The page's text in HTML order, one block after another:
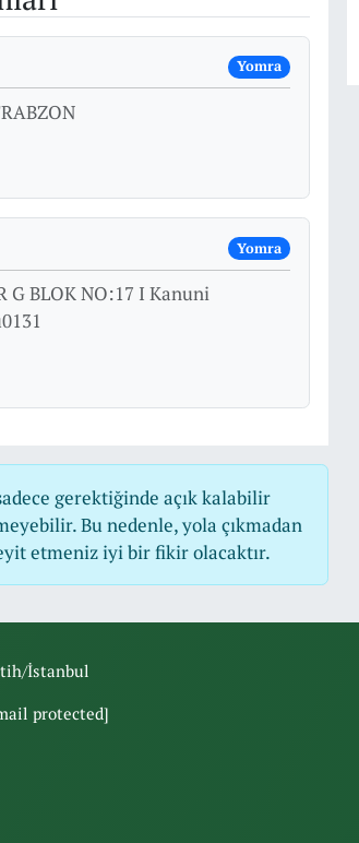
Yomra
Yomra
G BLOK NO:17 I Kanuni
gerektiğinde açık kalabilir
Bu nedenle, yola çıkmadan
etmeniz iyi bir fikir olacaktır.
İstanbul
protected]